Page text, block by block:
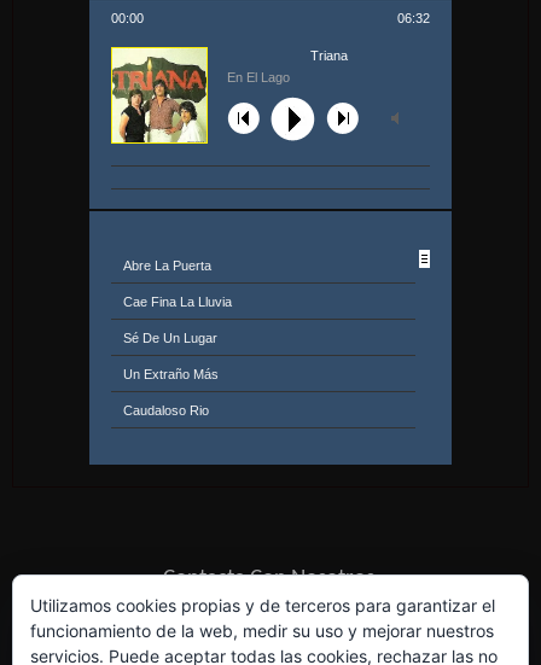
00:00 06:32
En El Lago
Triana
Abre La Puerta
Cae Fina La Lluvia
Sé De Un Lugar
Un Extraño Más
Caudaloso Rio
Desnuda La Mañana
Contacta Con Nosotros
Utilizamos cookies propias y de terceros para garantizar el
funcionamiento de la web, medir su uso y mejorar nuestros
servicios. Puede aceptar todas las cookies, rechazar las no